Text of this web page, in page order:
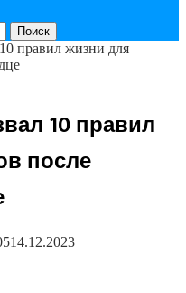
Поиск
правил жизни для
10 правил
после
14.12.2023